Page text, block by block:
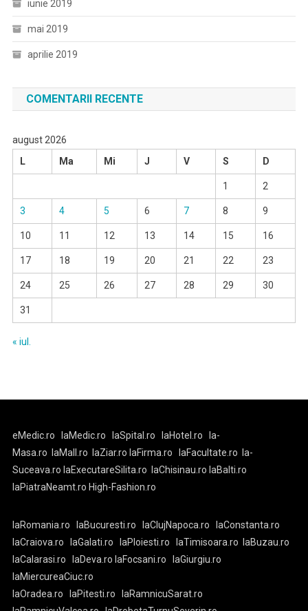
iunie 2019
mai 2019
aprilie 2019
COMENTARII RECENTE
august 2026
L
Ma Mi J V S D
1 2
3 4 5 6 7 8 9
10 11 12 13 14 15 16
17 18 19 20 21 22 23
24 25 26 27 28 29 30
31
« iul.
eMedic.ro laMedic.ro laSpital.ro laHotel.ro
la-
Masa.ro
laMall.ro laZiar.ro laFirma.ro laFacultate.ro
la-
Suceava.ro laExecutareSilita.ro laChisinau.ro laBalti.ro
laPiatraNeamt.ro High-Fashion.ro
laRomania.ro laBucuresti.ro laClujNapoca.ro
laConstanta.ro
laCraiova.ro
laGalati.ro laPloiesti.ro laTimisoara.ro
laBuzau.ro
laCalarasi.ro
laDeva.ro laFocsani.ro
laGiurgiu.ro
laMiercureaCiuc.ro
laOradea.ro
laPitesti.ro
laRamnicuSarat.ro